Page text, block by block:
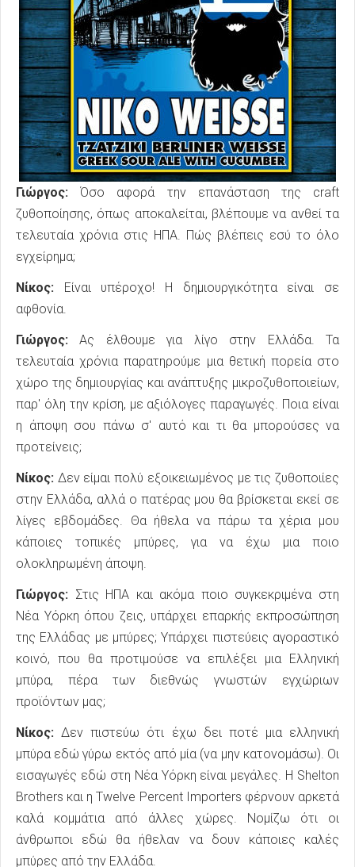
Γιώργος: Όσο αφορά την επανάσταση της craft
ζυθοποίησης, όπως αποκαλείται, βλέπουμε να ανθεί τα
τελευταία χρόνια στις ΗΠΑ. Πώς βλέπεις εσύ το όλο
εγχείρημα;
Νίκος: Είναι υπέροχο! Η δημιουργικότητα είναι σε
αφθονία.
Γιώργος: Ας έλθουμε για λίγο στην Ελλάδα. Τα
τελευταία χρόνια παρατηρούμε μια θετική πορεία στο
χώρο της δημιουργίας και ανάπτυξης μικροζυθοποιείων,
παρ' όλη την κρίση, με αξιόλογες παραγωγές. Ποια είναι
η άποψη σου πάνω σ' αυτό και τι θα μπορούσες να
προτείνεις;
Νίκος: Δεν είμαι πολύ εξοικειωμένος με τις ζυθοποιίες
στην Ελλάδα, αλλά ο πατέρας μου θα βρίσκεται εκεί σε
λίγες εβδομάδες. Θα ήθελα να πάρω τα χέρια μου
κάποιες τοπικές μπύρες, για να έχω μια ποιο
ολοκληρωμένη άποψη.
Γιώργος: Στις ΗΠΑ και ακόμα ποιο συγκεκριμένα στη
Νέα Υόρκη όπου ζεις, υπάρχει επαρκής εκπροσώπηση
της Ελλάδας με μπύρες; Υπάρχει πιστεύεις αγοραστικό
κοινό, που θα προτιμούσε να επιλέξει μια Ελληνική
μπύρα, πέρα των διεθνώς γνωστών εγχώριων
προϊόντων μας;
Νίκος: Δεν πιστεύω ότι έχω δει ποτέ μια ελληνική
μπύρα εδώ γύρω εκτός από μία (να μην κατονομάσω). Οι
εισαγωγές εδώ στη Νέα Υόρκη είναι μεγάλες. Η Shelton
Brothers και η Twelve Percent Importers φέρνουν αρκετά
καλά κομμάτια από άλλες χώρες. Νομίζω ότι οι
άνθρωποι εδώ θα ήθελαν να δουν κάποιες καλές
μπύρες από την Ελλάδα.